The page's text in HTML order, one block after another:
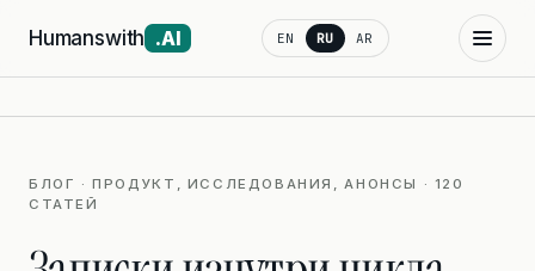
Humanswith .AI EN RU AR
БЛОГ · ПРОДУКТ, ИССЛЕДОВАНИЯ, АНОНСЫ · 120
СТАТЕЙ